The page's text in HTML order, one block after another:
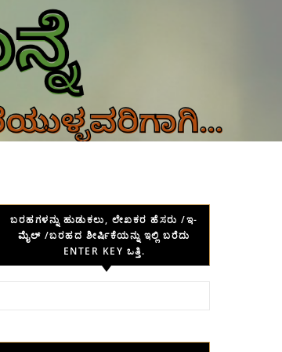
ಬರಹಗಳನ್ನು ಹುಡುಕಲು, ಲೇಖಕರ ಹೆಸರು /ಇ-
ಮೈಲ್ /ಬರಹದ ಶೀರ್ಷಿಕೆಯನ್ನು ಇಲ್ಲಿ ಬರೆದು
ENTER KEY ಒತ್ತಿ.